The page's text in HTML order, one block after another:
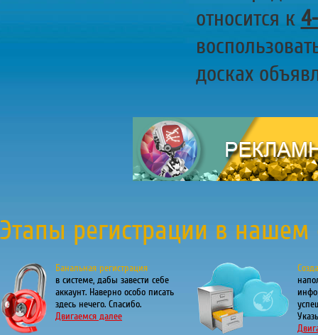
относится к
досках
Этапы регистрации в нашем
Банальная регистрация
в системе, дабы завести себе
аккаунт. Наверно особо писать
здесь нечего. Спасибо.
Двигаемся далее